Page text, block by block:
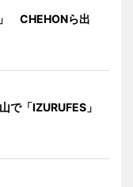
CHEHONら出
で「IZURUFES」